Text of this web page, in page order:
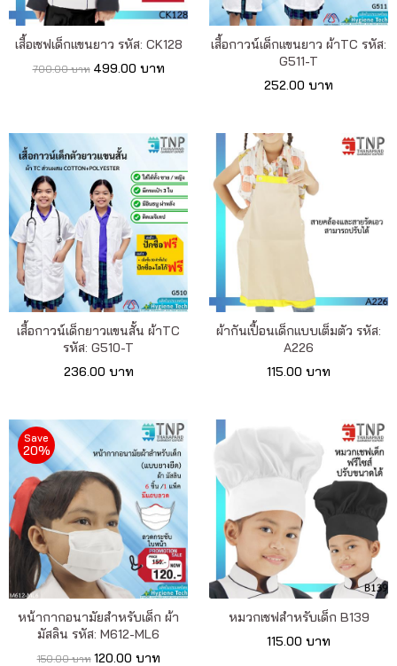
เสื้อเชฟเด็กแขนยาว รหัส: CK128
700.00 บาท 499.00 บาท
เสื้อกาวน์เด็กแขนยาว ผ้าTC รหัส:
G511-T
252.00 บาท
เสื้อกาวน์เด็กยาวแขนสั้น ผ้าTC
รหัส: G510-T
236.00 บาท
ผ้ากันเปื้อนเด็กแบบเต็มตัว รหัส:
A226
115.00 บาท
Save
20%
หน้ากากอนามัยสำหรับเด็ก ผ้า
มัสลิน รหัส: M612-ML6
150.00 บาท 120.00 บาท
หมวกเชฟสำหรับเด็ก B139
115.00 บาท